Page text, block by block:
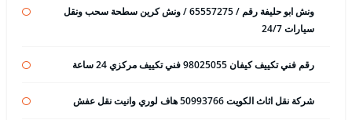
ونش ابو حليفة رقم / 65557275 / ونش كرين سطحة سحب ونقل
سيارات 24/7
رقم فني تكييف كيفان 98025055 فني تكييف مركزي 24 ساعة
شركة نقل اثاث الكويت 50993766 هاف لوري وانيت نقل عفش